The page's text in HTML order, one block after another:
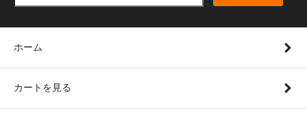
ホーム
カートを見る